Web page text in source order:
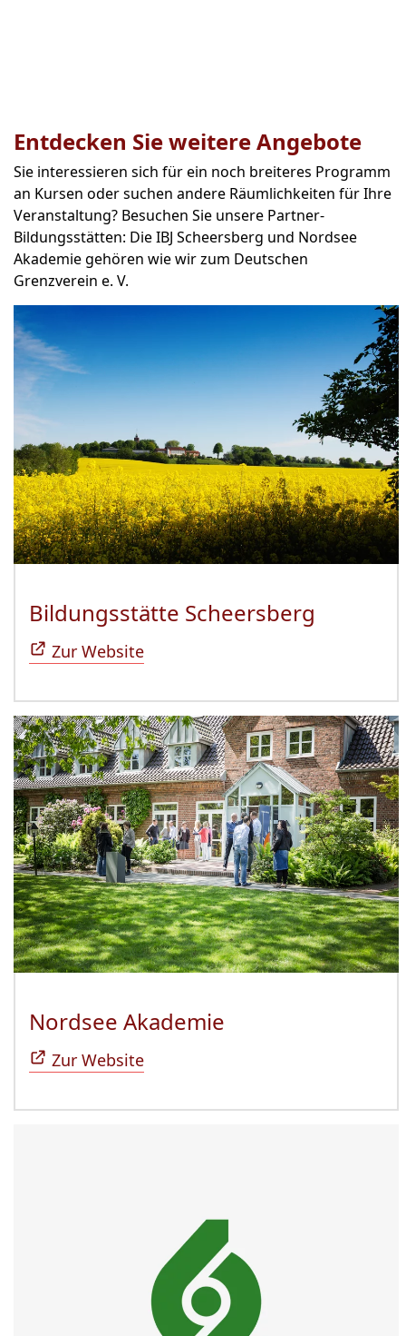
Entdecken Sie weitere Angebote
Sie interessieren sich für ein noch breiteres Programm
an Kursen oder suchen andere Räumlichkeiten für Ihre
Veranstaltung? Besuchen Sie unsere Partner-
Bildungsstätten: Die IBJ Scheersberg und Nordsee
Akademie gehören wie wir zum Deutschen
Grenzverein e. V.
Bildungsstätte Scheersberg
Zur Website
Nordsee Akademie
Zur Website